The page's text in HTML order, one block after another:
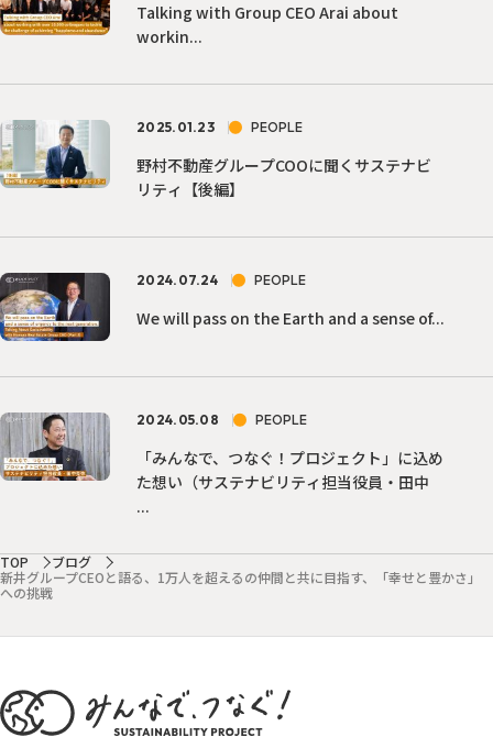
Talking with Group CEO Arai about
workin...
2025.01.23 PEOPLE
野村不動産グループCOOに聞くサステナビ
リティ【後編】
2024.07.24 PEOPLE
We will pass on the Earth and a sense of...
2024.05.08 PEOPLE
「みんなで、つなぐ！プロジェクト」に込め
た想い（サステナビリティ担当役員・田中
...
TOP
ブログ
新井グループCEOと語る、1万人を超えるの仲間と共に目指す、「幸せと豊かさ」
への挑戦